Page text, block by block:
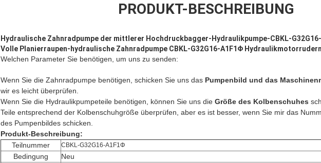
PRODUKT-BESCHREIBUNG
Hydraulische Zahnradpumpe der mittlerer Hochdruckbagger-Hydraulikpumpe-CBKL-
Volle Planierraupen-hydraulische Zahnradpumpe CBKL-G32G16-A1F1Φ
Welchen Parameter Sie benötigen, um uns zu senden:
Wenn Sie die Zahnradpumpe benötigen, schicken Sie uns das Pumpenbild und das
wir es leicht überprüfen.
Wenn Sie die Hydraulikpumpeteile benötigen, können Sie uns die Größe des Kolbenschuhes
Teile entsprechend der Kolbenschuhgröße überprüfen, aber es ist besser, wenn Sie mir das
des Pumpenbildes schicken.
Produkt-Beschreibung:
Teilnummer
CBKL-G32G16-A1F1Φ
Bedingung
Neu